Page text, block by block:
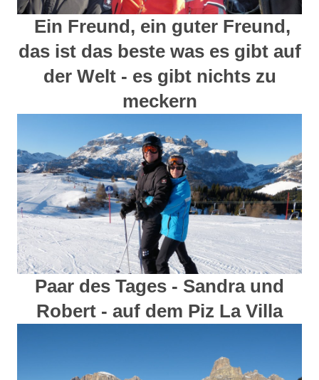
Ein Freund, ein guter Freund,
das ist das beste was es gibt auf
der Welt - es gibt nichts zu
meckern
Paar des Tages - Sandra und
Robert - auf dem Piz La Villa